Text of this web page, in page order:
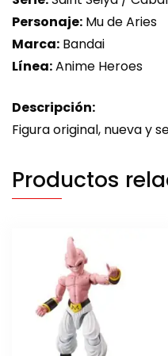
Personaje: Mu de Aries
Marca: Bandai
Línea:Anime Heroes
Descripción:
Figura original, nueva y
Productos